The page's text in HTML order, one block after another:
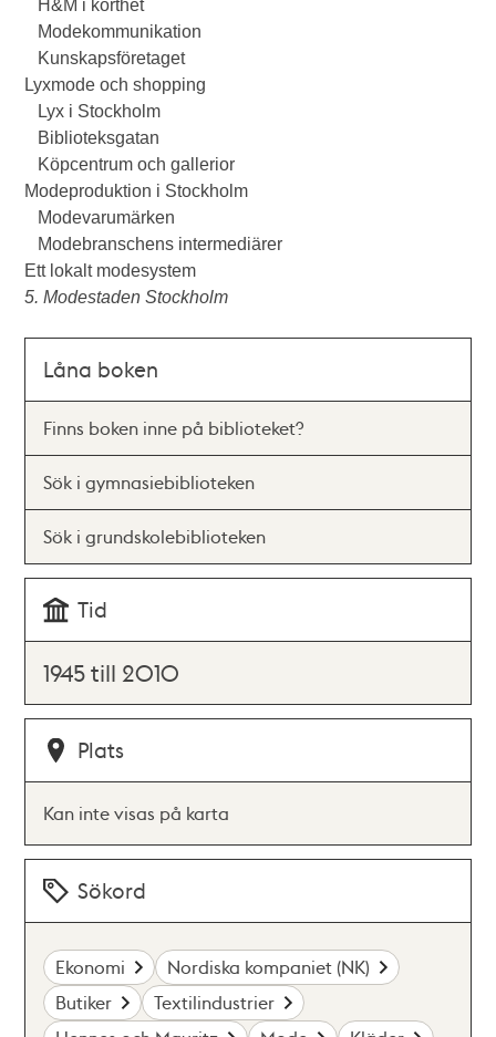
H&M i korthet
Modekommunikation
Kunskapsföretaget
Lyxmode och shopping
Lyx i Stockholm
Biblioteksgatan
Köpcentrum och gallerior
Modeproduktion i Stockholm
Modevarumärken
Modebranschens intermediärer
Ett lokalt modesystem
5. Modestaden Stockholm
Låna boken
Finns boken inne på biblioteket?
Sök i gymnasiebiblioteken
Sök i grundskolebiblioteken
Tid
1945 till 2010
Plats
Kan inte visas på karta
Sökord
Ekonomi
Nordiska kompaniet (NK)
Butiker
Textilindustrier